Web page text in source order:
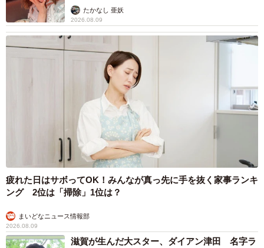
4/8
お子さんと一緒に作ったプラ板の初心者ハートマーク
「子どもを保育園に送った時に涙が溢れ、車から出られな
くなりました」
ャストに取材】
たかなし 亜妖
2026.08.09
疲れた日はサボってOK！みんなが真っ先に手を抜く家事ランキ
ング 2位は「掃除」1位は？
まいどなニュース情報部
2026.08.09
滋賀が生んだ大スター、ダイアン津田 名字ラ